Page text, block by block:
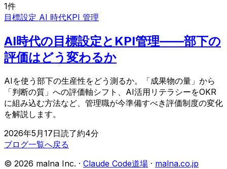
1件
目標設定 AI 時代KPI 管理
AI時代の目標設定とKPI管理——部下の
評価はどう変わるか
AIを使う部下の生産性をどう測るか。「成果物の量」から
「判断の質」への評価軸シフト、AI活用リテラシーをOKR
に組み込む方法など、管理職が今準備すべき評価制度の変化
を解説します。
2026年5月17日読了約4分
ブログ一覧へ戻る
© 2026 malna Inc. · Claude Code道場 · malna.co.jp